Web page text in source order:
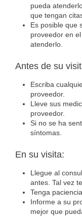
pueda
que tengan
Es posible que
proveedor en
atenderlo.
Antes de su
Escriba
proveedor.
Lleve sus
proveedor.
Si no se ha
síntomas.
En su visita:
Llegue al
antes. Tal vez
Tenga
Informe a su
mejor que